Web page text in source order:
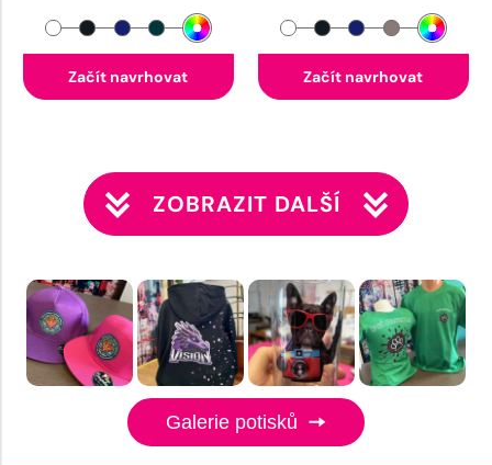
Začít navrhovat Začít navrhovat
ZOBRAZIT DALŠÍ
Galerie potisků